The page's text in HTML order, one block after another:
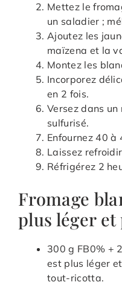
Mettez le
un saladier ;
Ajoutez les
maïzena et la
Montez les
Incorporez
en 2 fois.
Versez dans
sulfurisé.
Enfournez 40 à
Laissez
Réfrigérez 2
Fromage
plus léger
300 g FB0% +
est plus léger
tout-ricotta.